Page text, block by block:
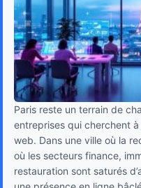
Paris reste un terrain de
entreprises qui cherchent
web. Dans une ville où la
où les secteurs finance,
restauration sont saturés